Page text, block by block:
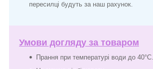
пересилці будуть за наш рахунок.
Умови догляду за товаром
Прання при температурі води до 40°C.